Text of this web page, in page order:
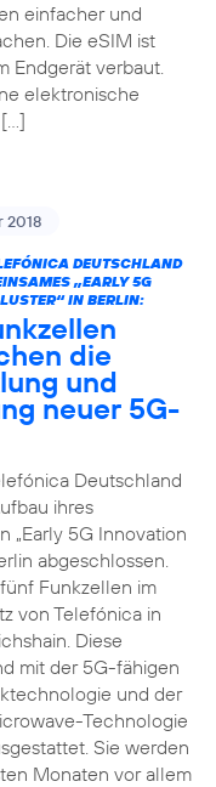
einfacher und
Die eSIM ist
Endgerät verbaut.
elektronische
2018
DEUTSCHLAND
„EARLY 5G
IN BERLIN:
die
und
neuer 5G-
Deutschland
ihres
„Early 5G Innovation
abgeschlossen.
Funkzellen im
von Telefónica in
Diese
mit der 5G-fähigen
und der
Technologie
Sie werden
Monaten vor allem